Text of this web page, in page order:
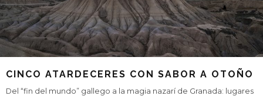
CINCO ATARDECERES CON SABOR A OTOÑO
Del “fin del mundo” gallego a la magia nazarí de Granada: lugares